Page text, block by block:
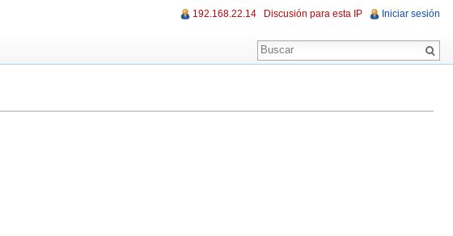
192.168.22.14 Discusión para esta IP Iniciar sesión